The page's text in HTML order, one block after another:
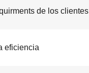
de los clientes
eficiencia